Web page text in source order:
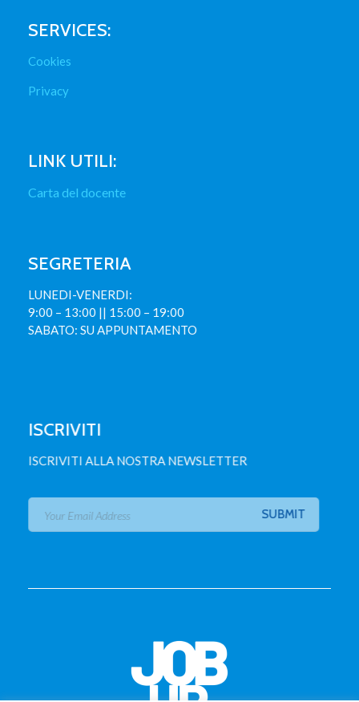
SERVICES:
Cookies
Privacy
LINK UTILI:
Carta del docente
SEGRETERIA
LUNEDI-VENERDI:
9:00 – 13:00 || 15:00 – 19:00
SABATO: SU APPUNTAMENTO
ISCRIVITI
ISCRIVITI ALLA NOSTRA NEWSLETTER